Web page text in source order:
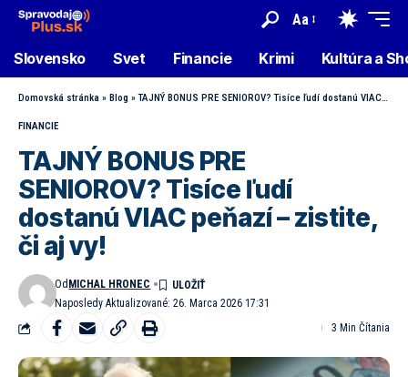
Aa
Slovensko Svet Financie Krimi Kultúra a
Domovská stránka » Blog »TAJNÝ BONUS PRE SENIOROV? Tisíce ľudí dostanú VIAC peňazí – zistite, či aj vy!
FINANCIE
TAJNÝ BONUS PRE
SENIOROV? Tisíce ľudí
dostanú VIAC peňazí – zistite,
či aj vy!
Naposledy Aktualizované: 26. Marca 2026 17:31
Od MICHAL HRONEC
3 Min Čítania